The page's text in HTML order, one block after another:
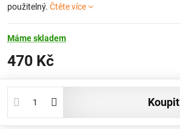
použitelný. Čtěte více
Máme skladem
470 Kč
koupit